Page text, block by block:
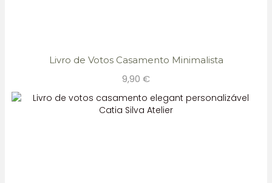
Livro de Votos Casamento Minimalista
9,90 €